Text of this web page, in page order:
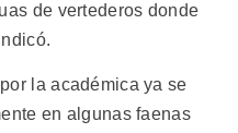
de vertederos donde
la académica ya se
en algunas faenas